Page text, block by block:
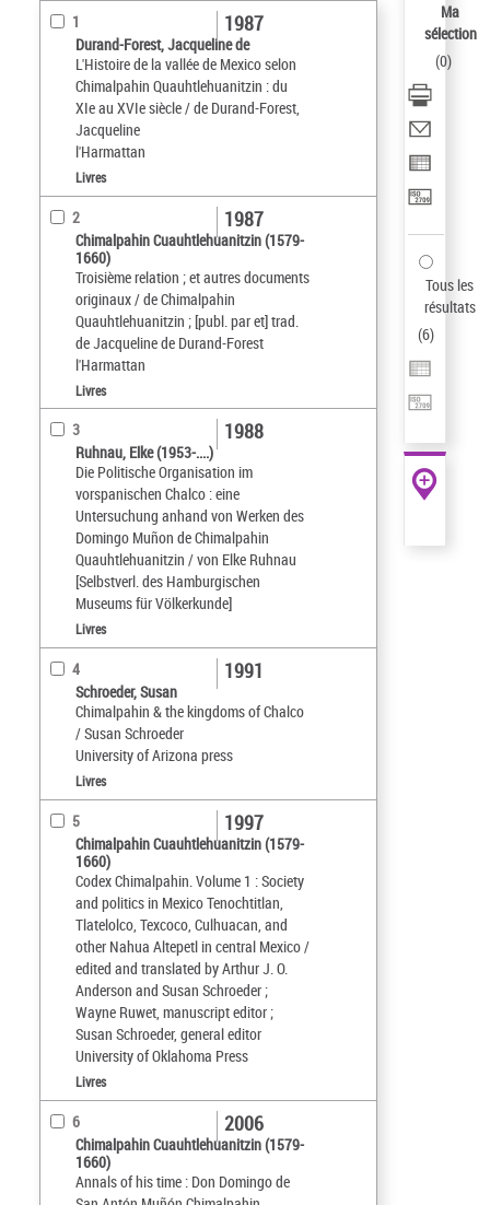
1
Durand-Forest, Jacqueline de
L'Histoire de la vallée de Mexico selon
Chimalpahin Quauhtlehuanitzin : du
XIe au XVIe siècle / de Durand-Forest,
Jacqueline
l'Harmattan
1987
Livres
2
Chimalpahin Cuauhtlehuanitzin (1579-
1660)
Troisième relation ; et autres documents
originaux / de Chimalpahin
Quauhtlehuanitzin ; [publ. par et] trad.
de Jacqueline de Durand-Forest
l'Harmattan
1987
Livres
3
Ruhnau, Elke (1953-....)
Die Politische Organisation im
vorspanischen Chalco : eine
Untersuchung anhand von Werken des
Domingo Muñon de Chimalpahin
Quauhtlehuanitzin / von Elke Ruhnau
[Selbstverl. des Hamburgischen
Museums für Völkerkunde]
1988
Livres
4
Schroeder, Susan
Chimalpahin & the kingdoms of Chalco
/ Susan Schroeder
University of Arizona press
1991
Livres
5
Chimalpahin Cuauhtlehuanitzin (1579-
1660)
Codex Chimalpahin. Volume 1 : Society
and politics in Mexico Tenochtitlan,
Tlatelolco, Texcoco, Culhuacan, and
other Nahua Altepetl in central Mexico /
edited and translated by Arthur J. O.
Anderson and Susan Schroeder ;
Wayne Ruwet, manuscript editor ;
Susan Schroeder, general editor
University of Oklahoma Press
1997
Livres
6
Chimalpahin Cuauhtlehuanitzin (1579-
1660)
Annals of his time : Don Domingo de
2006
Ma
sélection
(0)
Tous les
résultats
(6)